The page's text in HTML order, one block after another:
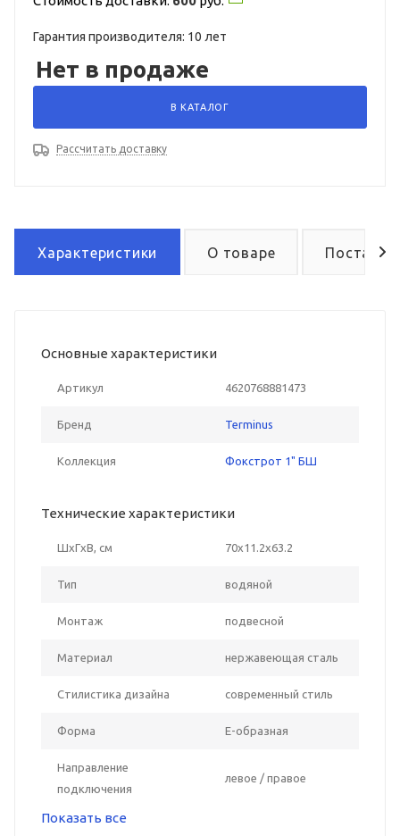
Гарантия производителя: 10 лет
Нет в продаже
В КАТАЛОГ
Рассчитать доставку
Характеристики О товаре Поставка
Основные характеристики
Артикул 4620768881473
Бренд Terminus
Коллекция Фокстрот 1" БШ
Технические характеристики
ШxГxВ, см 70x11.2x63.2
Тип водяной
Монтаж подвесной
Материал нержавеющая сталь
Стилистика дизайна современный стиль
Форма E-образная
Направление
подключения
левое / правое
Показать все